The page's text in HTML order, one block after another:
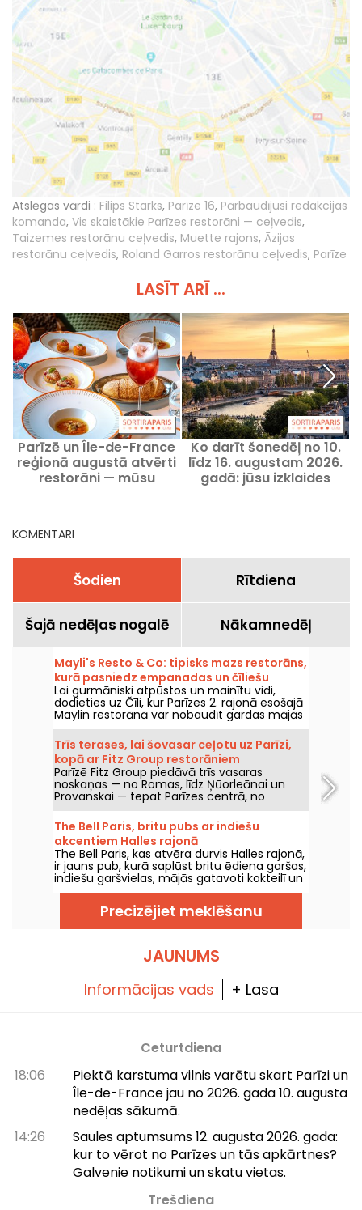
Atslēgas vārdi : Filips Starks, Parīze 16, Pārbaudījusi redakcijas
komanda, Vis skaistākie Parīzes restorāni — ceļvedis,
Taizemes restorānu ceļvedis, Muette rajons, Āzijas
restorānu ceļvedis, Roland Garros restorānu ceļvedis, Parīze
LASĪT ARĪ ...
Parīzē un Île-de-France
reģionā augustā atvērti
restorāni — mūsu
Ko darīt šonedēļ no 10.
līdz 16. augustam 2026.
gadā: jūsu izklaides
KOMENTĀRI
Šodien Rītdiena
Šajā nedēļas nogalē Nākamnedēļ
Mayli's Resto & Co: tipisks mazs restorāns,
kurā pasniedz empanadas un čīliešu
ēdienus.
Lai gurmāniski atpūstos un mainītu vidi,
dodieties uz Čīli, kur Parīzes 2. rajonā esošajā
Maylin restorānā var nobaudīt gardas mājās
gatavotas empanadas un Latīņamerikas
ēdienus.
Trīs terases, lai šovasar ceļotu uz Parīzi,
kopā ar Fitz Group restorāniem
Parīzē Fitz Group piedāvā trīs vasaras
noskaņas — no Romas, līdz Ņūorleānai un
Provanskai — tepat Parīzes centrā, no
Operas līdz Eifeļa tornim. Katrai adreses
vietai, pateicoties terasei, ir sava īstā
pieturas vieta, nekad nezaudējot
galvaspilsētas šarmu.
The Bell Paris, britu pubs ar indiešu
akcentiem Halles rajonā
The Bell Paris, kas atvēra durvis Halles rajonā,
ir jauns pub, kurā saplūst britu ēdiena garšas,
indiešu garšvielas, mājās gatavoti kokteilī un
amatnieku alus, visu veido Džims Hāmiltons.
Precizējiet meklēšanu
JAUNUMS
Informācijas vads + Lasa
Ceturtdiena
18:06
Piektā karstuma vilnis varētu skart Parīzi un
Île-de-France jau no 2026. gada 10. augusta
nedēļas sākumā.
14:26
Saules aptumsums 12. augusta 2026. gada:
kur to vērot no Parīzes un tās apkārtnes?
Galvenie notikumi un skatu vietas.
Trešdiena